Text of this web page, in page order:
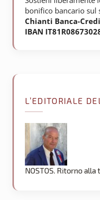
bonifico bancario sul
Chianti Banca-
IBAN
L’EDITORIALE
NOSTOS. Ritorno alla